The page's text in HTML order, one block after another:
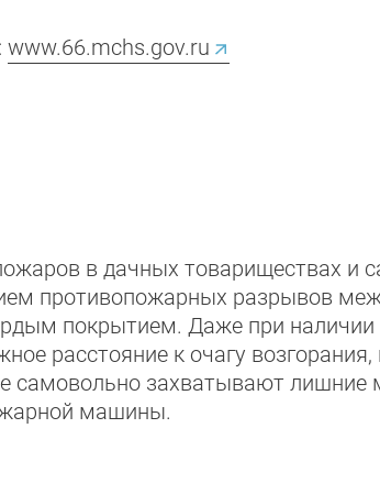
www.66.mchs.gov.ru
в дачных товариществах и
противопожарных разрывов
покрытием. Даже при
расстояние к очагу
самовольно захватывают лишние
машины.